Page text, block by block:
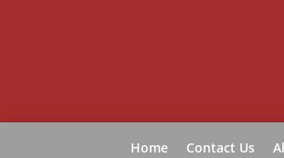
Home Contact Us